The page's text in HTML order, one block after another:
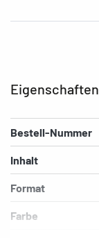
Eigenschaften
Bestell-Nummer
Inhalt
Format
Farbe